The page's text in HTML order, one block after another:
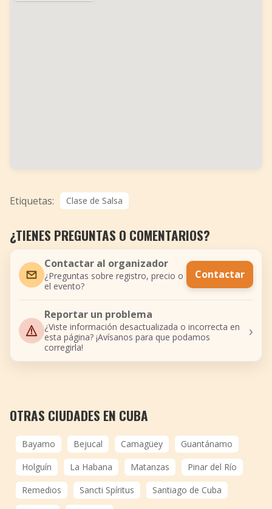
Etiquetas: Clase de Salsa
¿TIENES PREGUNTAS O COMENTARIOS?
Contactar al organizador
¿Preguntas sobre registro, precio o
el evento?
Contactar
Reportar un problema
¿Viste información desactualizada o incorrecta en
esta página? ¡Avísanos para que podamos
corregirla!
›
OTRAS CIUDADES EN CUBA
Bayamo Bejucal Camagüey
Guantánamo
Holguín
La Habana Matanzas
Pinar del Río
Remedios
Sancti Spíritus
Santiago de Cuba